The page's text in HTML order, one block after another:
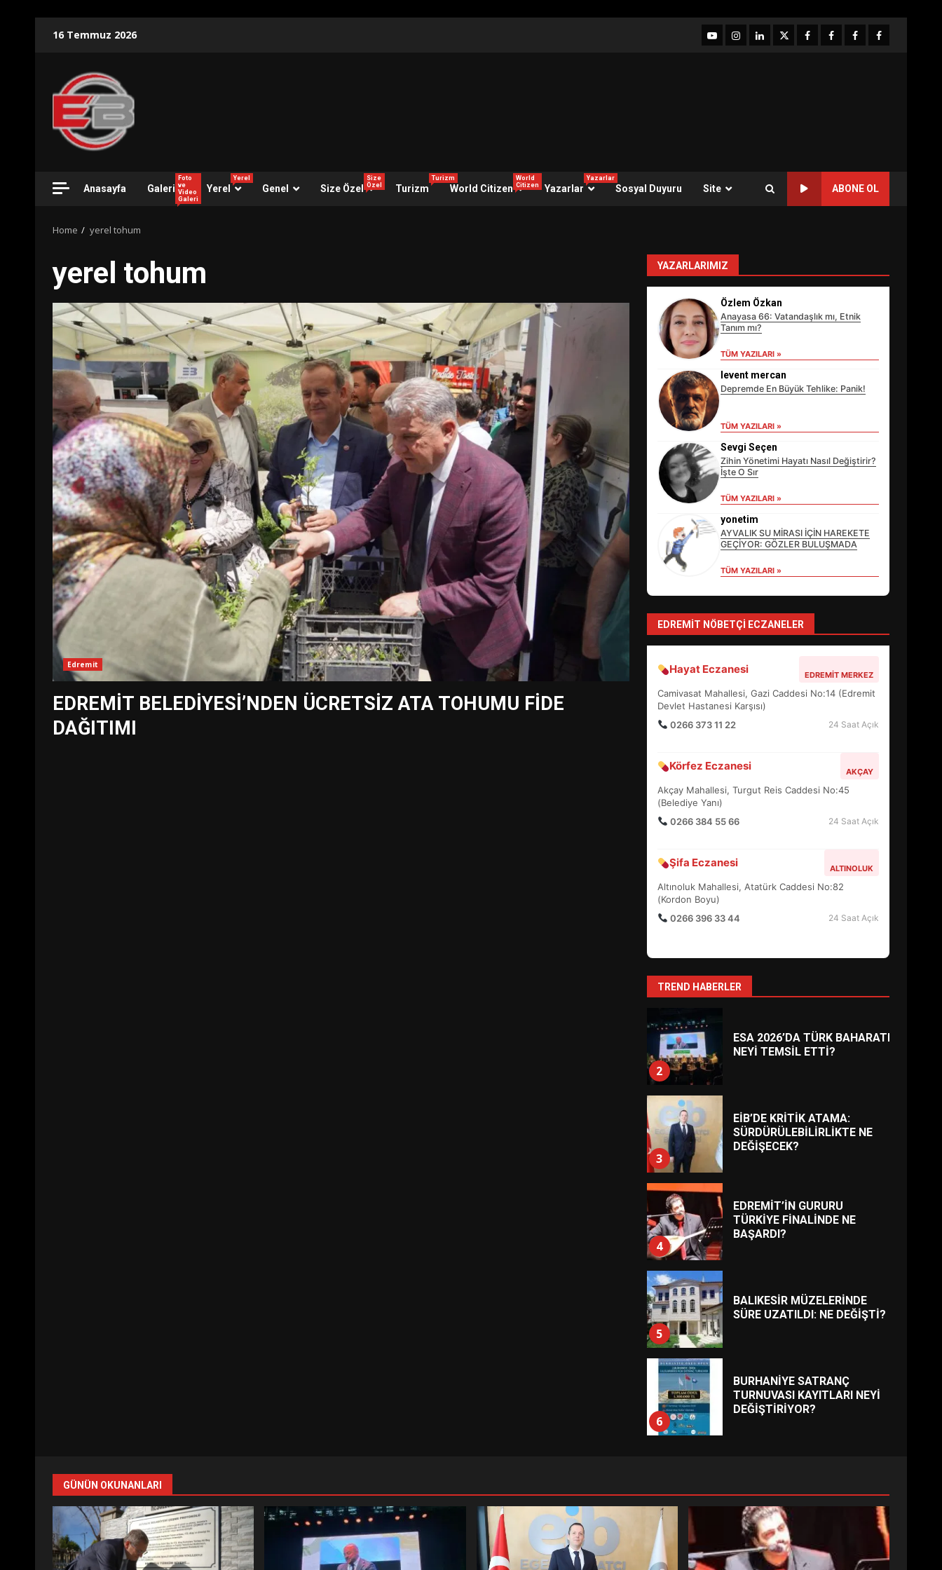
16 Temmuz 2026 YouTubeInstagram
LinkedIntwitterfacebook-Facebook-
Facebook-Facebook-
Anasayfa Galeri
Foto
ve
Video
Galeri
Yerel
Yerel
Genel Size Özel
Size
Özel
Turizm
Turizm
World Citizen
World
Citizen
Yazarlar
Yazarlar
Sosyal Duyuru Site ABONE OL
Home yerel tohum
yerel tohum
Edremit
EDREMİT BELEDİYESİ’NDEN ÜCRETSİZ ATA TOHUMU FİDE
DAĞITIMI
YAZARLARIMIZ
Özlem Özkan
Anayasa 66: Vatandaşlık mı, Etnik
Tanım mı?
TÜM YAZILARI »
levent mercan
Depremde En Büyük Tehlike: Panik!
TÜM YAZILARI »
Sevgi Seçen
Zihin Yönetimi Hayatı Nasıl Değiştirir?
İşte O Sır
TÜM YAZILARI »
yonetim
AYVALIK SU MİRASI İÇİN HAREKETE
GEÇİYOR: GÖZLER BULUŞMADA
TÜM YAZILARI »
EDREMIT NÖBETÇI ECZANELER
Hayat Eczanesi EDREMIT MERKEZ
Camivasat Mahallesi, Gazi Caddesi No:14 (Edremit
Devlet Hastanesi Karşısı)
0266 373 11 22
24 Saat Açık
Körfez Eczanesi AKÇAY
Akçay Mahallesi, Turgut Reis Caddesi No:45
(Belediye Yanı)
0266 384 55 66
24 Saat Açık
Şifa Eczanesi ALTINOLUK
Altınoluk Mahallesi, Atatürk Caddesi No:82
(Kordon Boyu)
0266 396 33 44
24 Saat Açık
TREND HABERLER
EİB’DE KRİTİK ATAMA:
SÜRDÜRÜLEBİLİRLİKTE NE
DEĞİŞECEK?
4
BAŞARDI?
5
BALIKESİR MÜZELERİNDE
SÜRE UZATILDI: NE DEĞİŞTİ?
6
BURHANİYE SATRANÇ
DEĞİŞTİRİYOR?
7
BURHANİYE
BELEDİYESPOR’DA YENİ
YÖNETİM NASIL ŞEKİLLENDİ?
1
HAREKETE GEÇİYOR: GÖZLER
2
ESA 2026’DA TÜRK BAHARATI
NEYİ TEMSİL ETTİ?
3
EİB’DE KRİTİK ATAMA:
SÜRDÜRÜLEBİLİRLİKTE NE
DEĞİŞECEK?
4
EDREMİT’İN GURURU
TÜRKİYE FİNALİNDE NE
BAŞARDI?
5
BALIKESİR MÜZELERİNDE
SÜRE UZATILDI: NE DEĞİŞTİ?
6
BURHANİYE SATRANÇ
TURNUVASI KAYITLARI NEYİ
DEĞİŞTİRİYOR?
7
YÖNETİM NASIL ŞEKİLLENDİ?
AYVALIK SU MİRASI İÇİN
GÜNÜN OKUNANLARI